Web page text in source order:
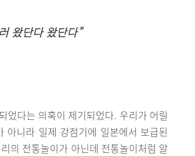
왔단다 왔단다”
었다는 의혹이 제기되었다. 우리가 어릴
아니라 일제 강점기에 일본에서 보급된
의 전통놀이가 아닌데 전통놀이처럼 알